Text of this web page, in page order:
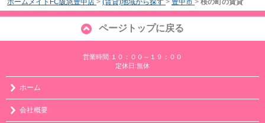
ホームメイトFC阪急豊中店 > (賃貸)地域から探す > 豊中市 > 桜の町の賃貸
ページトップに戻る
営業時間:１０：００～１９：００
定休日:無休
ホーム
会社概要